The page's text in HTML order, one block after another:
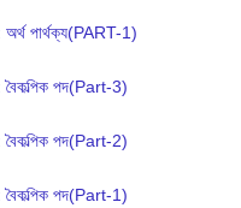
পার্থক্য(PART-1)
পদ(Part-3)
পদ(Part-2)
পদ(Part-1)